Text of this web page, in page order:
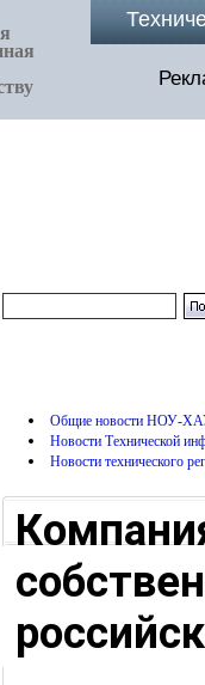
Общие новости НОУ-
Новости Технической
Новости технического